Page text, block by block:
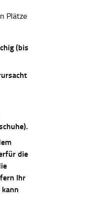
Plätze
(bis
die
Ihr